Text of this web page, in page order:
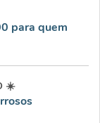
para quem
☀️